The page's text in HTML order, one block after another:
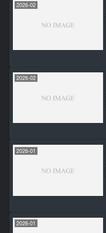
2026-02
2026-02
2026-01
2026-01